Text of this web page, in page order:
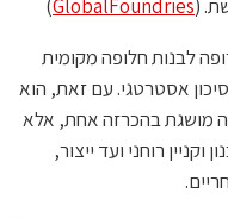
(
GlobalFoundries
)
לבנות חלופה מקומית
אסטרטגי. עם זאת, הוא
מושגת בהכרזה אחת, אלא
רוחני ועד ייצור,